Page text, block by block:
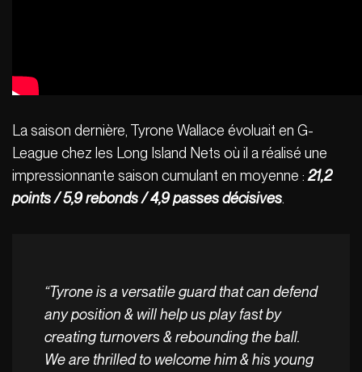
La saison dernière, Tyrone Wallace évoluait en G-
League chez les Long Island Nets où il a réalisé une
impressionnante saison cumulant en moyenne : 21,2
points / 5,9 rebonds / 4,9 passes décisives
“Tyrone is a versatile guard that can defend
any position & will help us play fast by
creating turnovers & rebounding the ball.
We are thrilled to welcome him & his young